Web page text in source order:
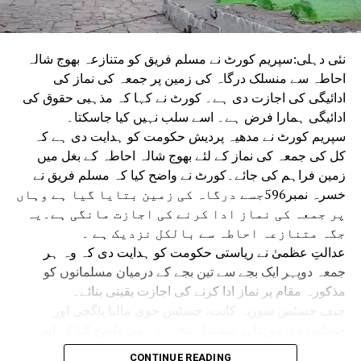
نئی دہلی:سپریم کورٹ نے مسلم فریق کو متنازعہ بھوج شالہ
احاطہ سے منسلک درگاہ کی زمین پر جمعہ کی نماز کی
ادائیگی کی اجازت دی ہے۔ کورٹ نے کہا کہ مذہبی حقوق کی
ادائیگی ہمارا فرض ہے۔ اسے سلب نہیں کیا جاسکتا۔
سپریم کورٹ نے مدھیہ پردیش حکومت کو ہدایت دی ہے کہ
کل کی جمعہ کی نماز کے لئے بھوج شالہ احاطہ کے بغل میں
زمین فراہم کی جائے۔کورٹ نے واضح کیا کہ مسلم فریق نے
خسرہ نمبر596جسے درگاہ کی زمین بتایا گیا ہے وہاں
پر جمعہ کی نماز ادا کرنے کی اجازت مانگی ہے۔یہ
جگہ متنازعہ احاطہ سے بالکل نزدیک ہے ۔
عدالتِ عظمیٰ نے ریاستی حکومت کو ہدایت دی کہ وہ ہر
جمعہ دوپہر ایک بجے سے تین بجے کے درمیان مسلمانوں کو
مذکورہ مقام پر نماز ادا کرنے کی اجازت یقینی بنائے۔
حکم سے ریاستی حکومت اور مسلم فریق باہمی رضامندی سے
CONTINUE READING